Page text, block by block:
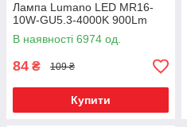
Лампа Lumano LED MR16-
10W-GU5.3-4000K 900Lm
В наявності 6974 од.
84 ₴ 109 ₴
Купити